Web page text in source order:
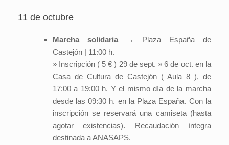
11 de octubre
Marcha solidaria→ Plaza España de
Castejón | 11:00 h.
» Inscripción ( 5 € ) 29 de sept. » 6 de oct. en la
Casa de Cultura de Castejón ( Aula 8 ), de
17:00 a 19:00 h. Y el mismo día de la marcha
desde las 09:30 h. en la Plaza España. Con la
inscripción se reservará una camiseta (hasta
agotar existencias). Recaudación íntegra
destinada a ANASAPS.